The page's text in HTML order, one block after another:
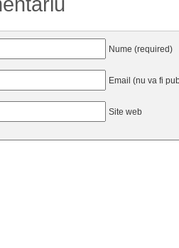
Nume (required)
Email (nu va fi
Site web